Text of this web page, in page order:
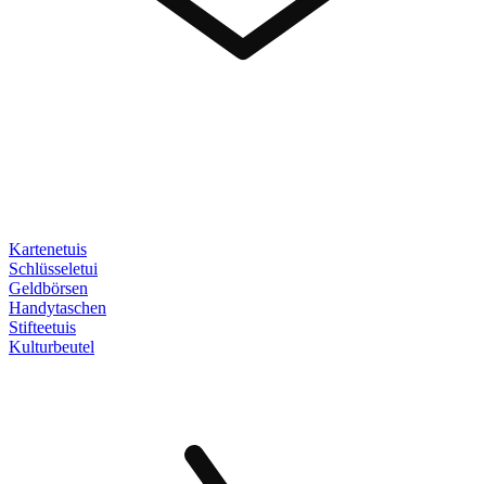
Kartenetuis
Schlüsseletui
Geldbörsen
Handytaschen
Stifteetuis
Kulturbeutel